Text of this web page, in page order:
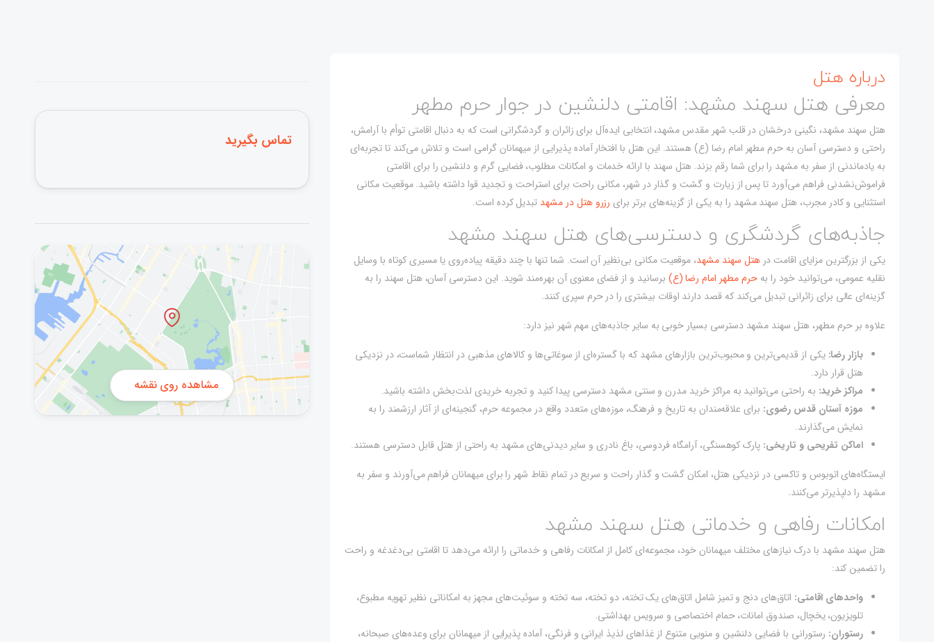
درباره هتل
معرفی هتل سهند مشهد: اقامتی دلنشین در جوار حرم مطهر
هتل سهند مشهد، نگینی درخشان در قلب شهر مقدس مشهد، انتخابی ایده‌آل برای زائران و گردشگرانی است که به دنبال اقامتی توأم با آرامش،
راحتی و دسترسی آسان به حرم مطهر امام رضا (ع) هستند. این هتل با افتخار آماده پذیرایی از میهمانان گرامی است و تلاش می‌کند تا تجربه‌ای
به یادماندنی از سفر به مشهد را برای شما رقم بزند. هتل سهند با ارائه خدمات و امکانات مطلوب، فضایی گرم و دلنشین را برای اقامتی
فراموش‌نشدنی فراهم می‌آورد تا پس از زیارت و گشت و گذار در شهر، مکانی راحت برای استراحت و تجدید قوا داشته باشید. موقعیت مکانی
استثنایی و کادر مجرب، هتل سهند مشهد را به یکی از گزینه‌های برتر برای رزرو هتل در مشهد تبدیل کرده است.
جاذبه‌های گردشگری و دسترسی‌های هتل سهند مشهد
یکی از بزرگترین مزایای اقامت درهتل سهند مشهد، موقعیت مکانی بی‌نظیر آن است. شما تنها با چند دقیقه پیاده‌روی یا مسیری کوتاه با وسایل
نقلیه عمومی، می‌توانید خود را بهحرم مطهر امام رضا (ع) برسانید و از فضای معنوی آن بهره‌مند شوید. این دسترسی آسان، هتل سهند را به
گزینه‌ای عالی برای زائرانی تبدیل می‌کند که قصد دارند اوقات بیشتری را در حرم سپری کنند.
علاوه بر حرم مطهر، هتل سهند مشهد دسترسی بسیار خوبی به سایر جاذبه‌های مهم شهر نیز دارد:
بازار رضا: یکی از قدیمی‌ترین و محبوب‌ترین بازارهای مشهد که با گستره‌ای از سوغاتی‌ها و کالاهای مذهبی در انتظار شماست، در نزدیکی
هتل قرار دارد.
مراکز خرید: به راحتی می‌توانید به مراکز خرید مدرن و سنتی مشهد دسترسی پیدا کنید و تجربه خریدی لذت‌بخش داشته باشید.
موزه آستان قدس رضوی: برای علاقه‌مندان به تاریخ و فرهنگ، موزه‌های متعدد واقع در مجموعه حرم، گنجینه‌ای از آثار ارزشمند را به
نمایش می‌گذارند.
اماکن تفریحی و تاریخی: پارک کوهسنگی، آرامگاه فردوسی، باغ نادری و سایر دیدنی‌های مشهد به راحتی از هتل قابل دسترسی هستند.
ایستگاه‌های اتوبوس و تاکسی در نزدیکی هتل، امکان گشت و گذار راحت و سریع در تمام نقاط شهر را برای میهمانان فراهم می‌آورند و سفر به
مشهد را دلپذیرتر می‌کنند.
امکانات رفاهی و خدماتی هتل سهند مشهد
هتل سهند مشهد با درک نیازهای مختلف میهمانان خود، مجموعه‌ای کامل از امکانات رفاهی و خدماتی را ارائه می‌دهد تا اقامتی بی‌دغدغه و راحت
را تضمین کند:
واحدهای اقامتی: اتاق‌های دنج و تمیز شامل اتاق‌های یک تخته، دو تخته، سه تخته و سوئیت‌های مجهز به امکاناتی نظیر تهویه مطبوع،
تلویزیون، یخچال، صندوق امانات، حمام اختصاصی و سرویس بهداشتی.
رستوران: رستورانی با فضایی دلنشین و منویی متنوع از غذاهای لذیذ ایرانی و فرنگی، آماده پذیرایی از میهمانان برای وعده‌های صبحانه،
تماس بگیرید
مشاهده روی نقشه